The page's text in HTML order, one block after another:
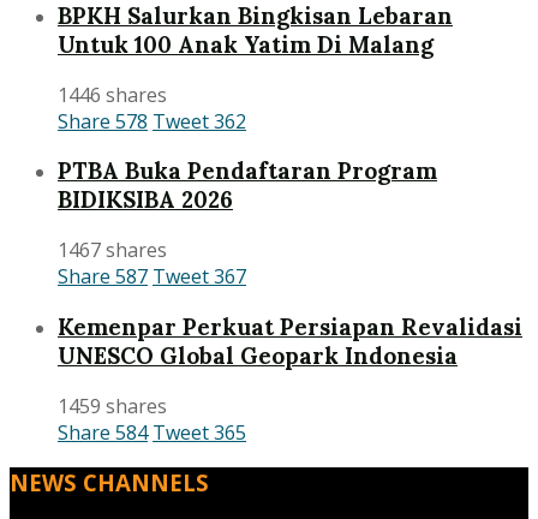
BPKH Salurkan Bingkisan Lebaran
Untuk 100 Anak Yatim Di Malang
1446 shares
Share 578 Tweet362
PTBA Buka Pendaftaran Program
BIDIKSIBA 2026
1467 shares
Share 587 Tweet367
Kemenpar Perkuat Persiapan Revalidasi
UNESCO Global Geopark Indonesia
1459 shares
Share 584 Tweet365
NEWS CHANNELS